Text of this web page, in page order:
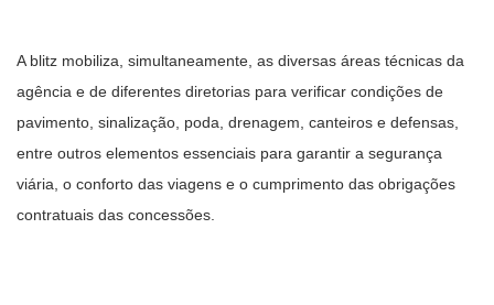
A blitz mobiliza, simultaneamente, as diversas áreas técnicas da
agência e de diferentes diretorias para verificar condições de
pavimento, sinalização, poda, drenagem, canteiros e defensas,
entre outros elementos essenciais para garantir a segurança
viária, o conforto das viagens e o cumprimento das obrigações
contratuais das concessões.